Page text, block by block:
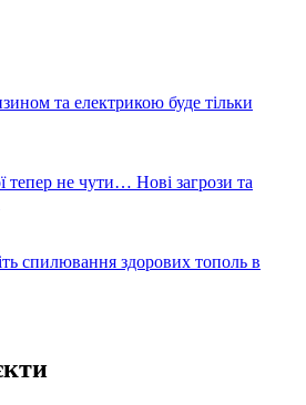
та електрикою буде тільки
тепер не чути… Нові загрози та
спилювання здорових тополь в